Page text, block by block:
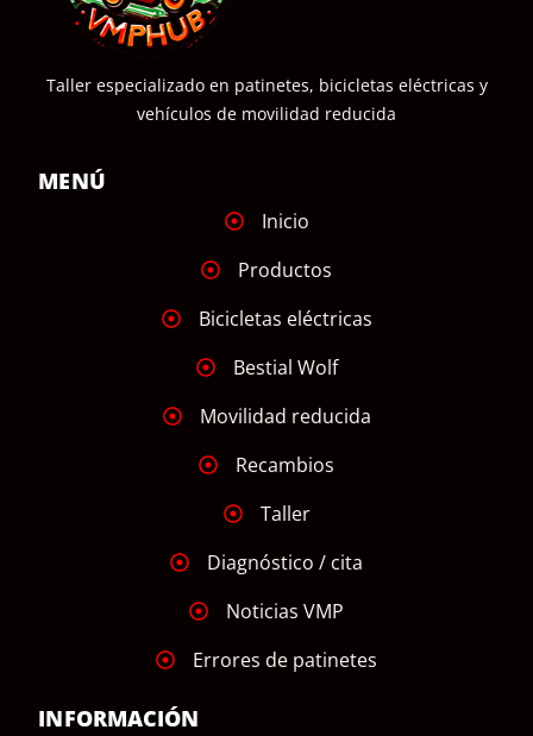
Taller especializado en patinetes, bicicletas eléctricas y
vehículos de movilidad reducida
MENÚ
Inicio
Productos
Bicicletas eléctricas
Bestial Wolf
Movilidad reducida
Recambios
Taller
Diagnóstico / cita
Noticias VMP
Errores de patinetes
INFORMACIÓN